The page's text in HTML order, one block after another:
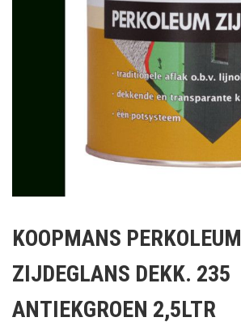
het
van
afbeeldingen-
KOOPMANS PERKOLEUM
ZIJDEGLANS DEKK. 235
ANTIEKGROEN 2,5LTR